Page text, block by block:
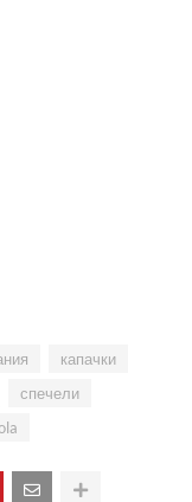
капачки
спечели